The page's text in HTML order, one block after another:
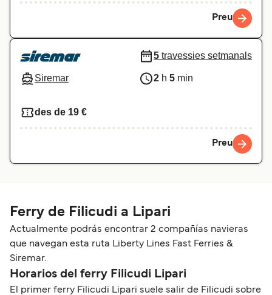
Preu
Siremar
5 travessies setmanals
2 h 5 min
des de 19 €
Preu
Ferry de Filicudi a Lipari
Actualmente podrás encontrar 2 compañías navieras
que navegan esta ruta Liberty Lines Fast Ferries &
Siremar.
Horarios del ferry Filicudi Lipari
El primer ferry Filicudi Lipari suele salir de Filicudi sobre